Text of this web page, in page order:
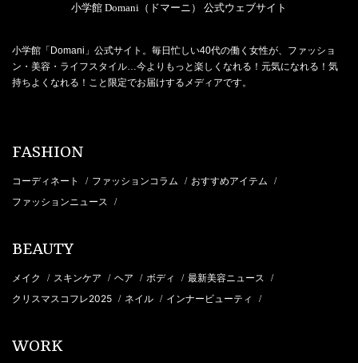
小学館 Domani（ドマーニ） 公式ウェブサイト
小学館「Domani」公式サイト。毎日忙しい40代の働く女性が、ファッショ
ン・美容・ライフスタイル…今よりもっと楽しくなれる！元気になれる！気
持ちよくなれる！こと限定でお届けするメディアです。
FASHION
コーディネート / ファッションコラム / おすすめアイテム /
ファッションニュース /
BEAUTY
メイク / スキンケア / ヘア / ボディ / 最新美容ニュース /
クリスマスコフレ2025 / ネイル / インナービューティ /
WORK